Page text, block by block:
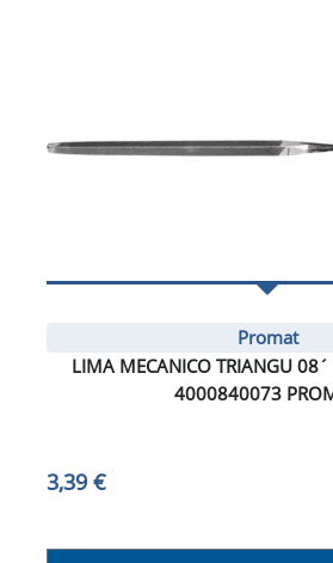
Promat
LIMA MECANICO TRIANGU
4000840073
3,39 €